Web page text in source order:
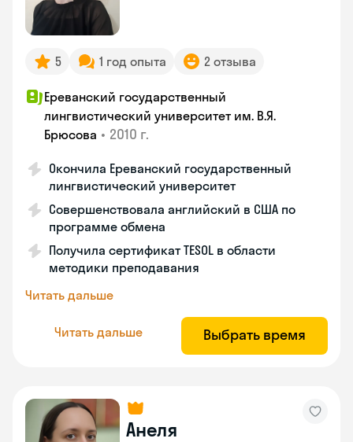
5 1 год опыта 2 отзыва
Ереванский государственный
лингвистический университет им. В.Я.
Брюсова • 2010 г.
Окончила Ереванский государственный
лингвистический университет
Совершенствовала английский в США по
программе обмена
Получила сертификат TESOL в области
методики преподавания
Читать дальше
Читать дальше Выбрать время
Анеля